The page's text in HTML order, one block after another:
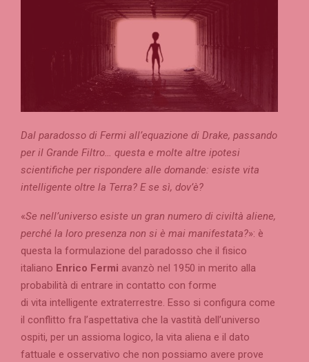
Dal paradosso di Fermi all’equazione di Drake, passando
per il Grande Filtro… questa e molte altre ipotesi
scientifiche per rispondere alle domande: esiste vita
intelligente oltre la Terra? E se sì, dov’è?
«Se nell’universo esiste un gran numero di civiltà aliene,
perché la loro presenza non si è mai manifestata?»: è
questa la formulazione del paradosso che il fisico
italiano Enrico Fermi avanzò nel 1950 in merito alla
probabilità di entrare in contatto con forme
di vita intelligente extraterrestre. Esso si configura come
il conflitto fra l’aspettativa che la vastità dell’universo
ospiti, per un assioma logico, la vita aliena e il dato
fattuale e osservativo che non possiamo avere prove